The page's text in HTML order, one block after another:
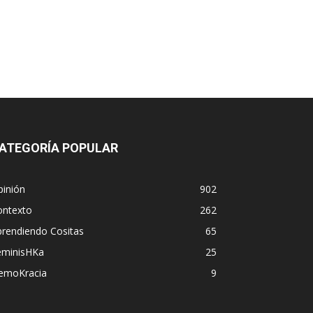
POPULAR
902
262
Cositas
65
25
9